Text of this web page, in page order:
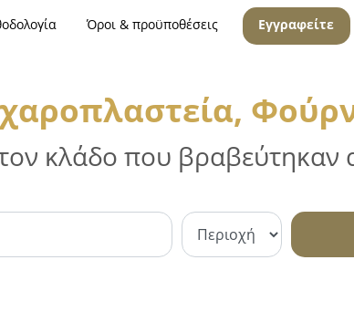
Όροι & προϋποθέσεις Εγγραφείτε
κλάδο που βραβεύτηκαν